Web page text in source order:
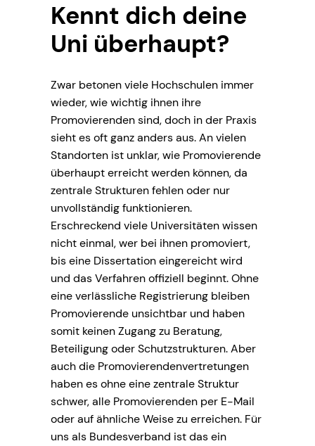
Kennt dich deine
Uni überhaupt?
Zwar betonen viele Hochschulen immer
wieder, wie wichtig ihnen ihre
Promovierenden sind, doch in der Praxis
sieht es oft ganz anders aus. An vielen
Standorten ist unklar, wie Promovierende
überhaupt erreicht werden können, da
zentrale Strukturen fehlen oder nur
unvollständig funktionieren.
Erschreckend viele Universitäten wissen
nicht einmal, wer bei ihnen promoviert,
bis eine Dissertation eingereicht wird
und das Verfahren offiziell beginnt. Ohne
eine verlässliche Registrierung bleiben
Promovierende unsichtbar und haben
somit keinen Zugang zu Beratung,
Beteiligung oder Schutzstrukturen. Aber
auch die Promovierendenvertretungen
haben es ohne eine zentrale Struktur
schwer, alle Promovierenden per E-Mail
oder auf ähnliche Weise zu erreichen. Für
uns als Bundesverband ist das ein